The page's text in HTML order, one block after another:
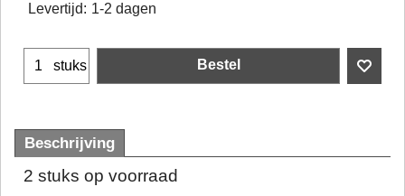
Levertijd: 1-2 dagen
stuks Bestel
Beschrijving
2 stuks op voorraad